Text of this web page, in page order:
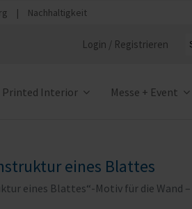
| Nachhaltigkeit
Login / Registrieren
Printed Interior Messe + Event
eines Blattes
eines Blattes“-Motiv für die Wand